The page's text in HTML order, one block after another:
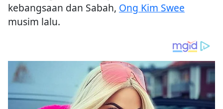
kebangsaan dan Sabah, Ong Kim Swee
musim lalu.